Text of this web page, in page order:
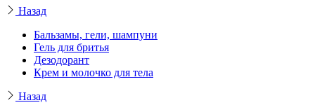
Назад
Бальзамы, гели, шампуни
Гель для бритья
Дезодорант
Крем и молочко для тела
Назад